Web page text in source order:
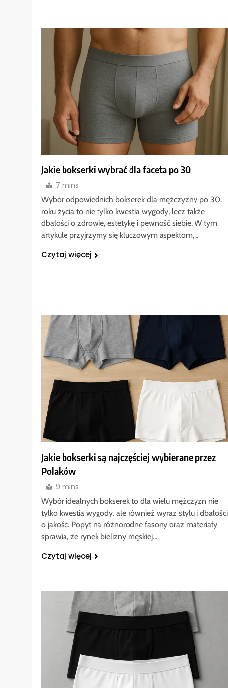
Jakie bokserki wybrać dla faceta po 30
7 mins
Wybór odpowiednich bokserek dla mężczyzny po 30.
roku życia to nie tylko kwestia wygody, lecz także
dbałości o zdrowie, estetykę i pewność siebie. W tym
artykule przyjrzymy się kluczowym aspektom,…
Czytaj więcej
Jakie bokserki są najczęściej wybierane przez
Polaków
9 mins
Wybór idealnych bokserek to dla wielu mężczyzn nie
tylko kwestia wygody, ale również wyraz stylu i dbałości
o jakość. Popyt na różnorodne fasony oraz materiały
sprawia, że rynek bielizny męskiej…
Czytaj więcej